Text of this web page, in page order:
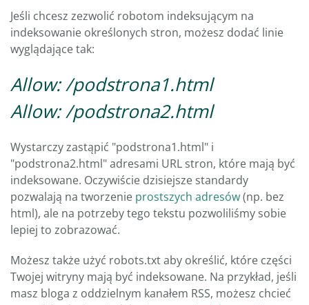
Jeśli chcesz zezwolić robotom indeksującym na
indeksowanie określonych stron, możesz dodać linie
wyglądające tak:
Allow: /podstrona1.html
Allow: /podstrona2.html
Wystarczy zastąpić "podstrona1.html" i
"podstrona2.html" adresami URL stron, które mają być
indeksowane. Oczywiście dzisiejsze standardy
pozwalają na tworzenie prostszych adresów(np. bez
html), ale na potrzeby tego tekstu pozwoliliśmy sobie
lepiej to zobrazować.
Możesz także użyć robots.txt aby określić, które części
Twojej witryny mają być indeksowane. Na przykład, jeśli
masz bloga z oddzielnym kanałem RSS, możesz chcieć